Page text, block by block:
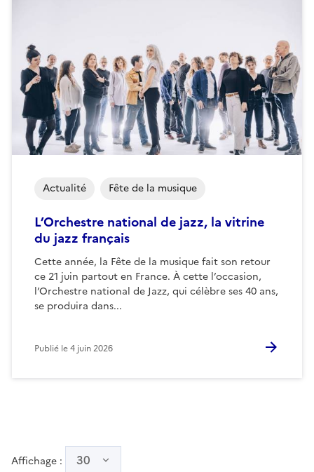
L’Orchestre national de jazz, la vitrine
du jazz français
Cette année, la Fête de la musique fait son retour
ce 21 juin partout en France. À cette l’occasion,
l’Orchestre national de Jazz, qui célèbre ses 40 ans,
se produira dans...
Actualité Fête de la musique
Publié le4 juin 2026
Affichage : 30